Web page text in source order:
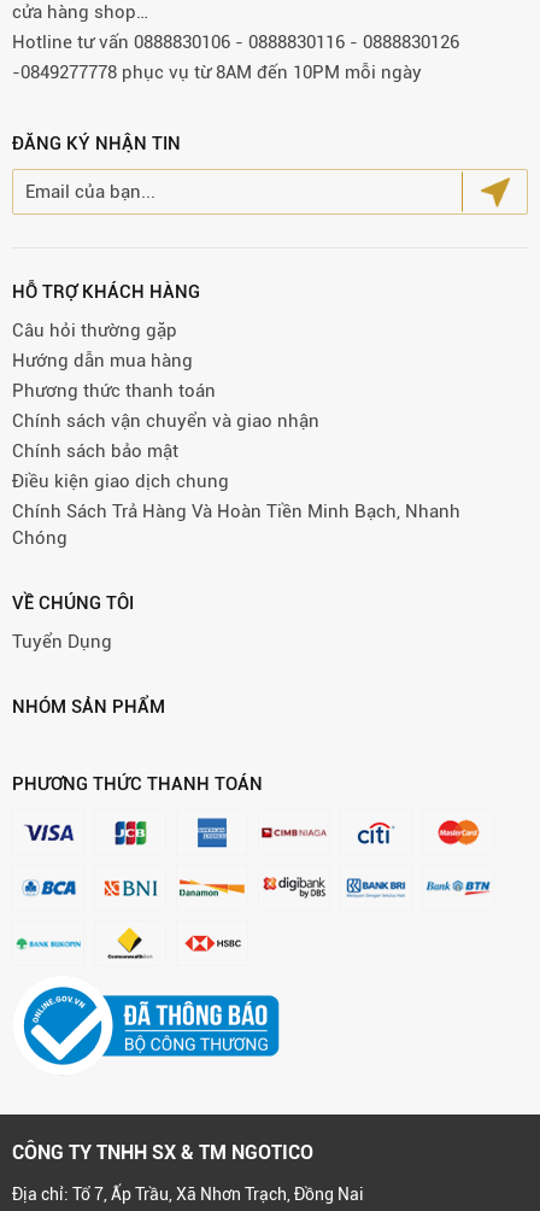
cửa hàng shop…
Hotline tư vấn 0888830106 - 0888830116 - 0888830126
-0849277778 phục vụ từ 8AM đến 10PM mỗi ngày
ĐĂNG KÝ NHẬN TIN
HỖ TRỢ KHÁCH HÀNG
Câu hỏi thường gặp
Hướng dẫn mua hàng
Phương thức thanh toán
Chính sách vận chuyển và giao nhận
Chính sách bảo mật
Điều kiện giao dịch chung
Chính Sách Trả Hàng Và Hoàn Tiền Minh Bạch, Nhanh
Chóng
VỀ CHÚNG TÔI
Tuyển Dụng
NHÓM SẢN PHẨM
PHƯƠNG THỨC THANH TOÁN
CÔNG TY TNHH SX & TM NGOTICO
Địa chỉ: Tổ 7, Ấp Trầu, Xã Nhơn Trạch, Đồng Nai